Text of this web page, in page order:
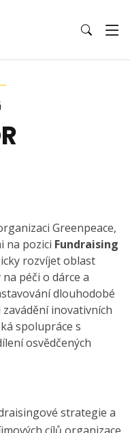
Greenpeace,
na pozici Fundraising
rozvíjet oblast
péči o dárce a
dlouhodobé
inovativních
spolupráce s
osvědčených
strategie a